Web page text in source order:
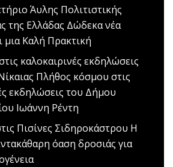
Άυλης Πολιτιστικής
της Ελλάδας Δώδεκα νέα
μια Καλή Πρακτική
καλοκαιρινές εκδηλώσεις
Πλήθος κόσμου στις
εκδηλώσεις του Δήμου
Ιωάννη Ρέντη
Πισίνες Σιδηροκάστρου Η
όαση δροσιάς για